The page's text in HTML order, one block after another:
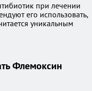
при лечении
его использовать,
уникальным
Флемоксин